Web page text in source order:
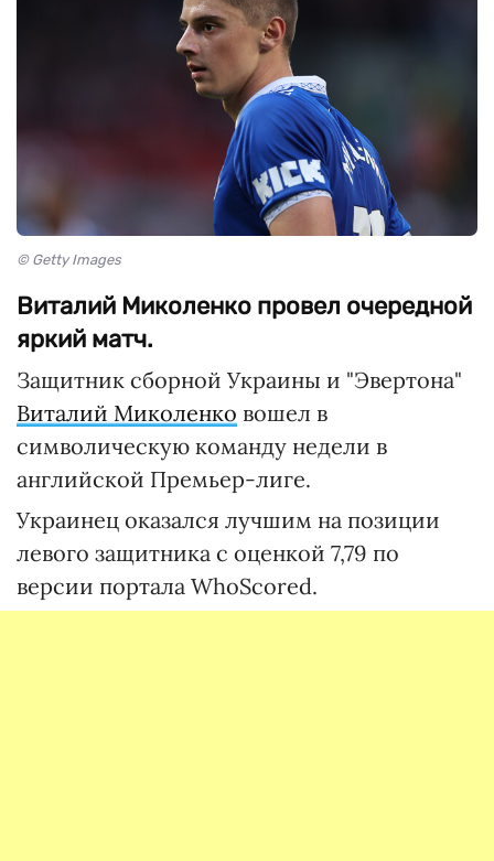
© Getty Images
Виталий Миколенко провел очередной
яркий матч.
Защитник сборной Украины и "Эвертона"
Виталий Миколенко вошел в
символическую команду недели в
английской Премьер-лиге.
Украинец оказался лучшим на позиции
левого защитника с оценкой 7,79 по
версии портала WhoScored.